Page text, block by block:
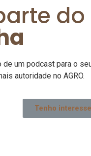
do
de um podcast para o
autoridade no AGRO.
Tenho interesse